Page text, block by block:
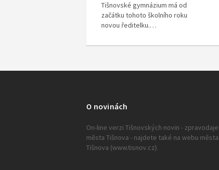
Tišnovské gymnázium má od
začátku tohoto školního roku
novou ředitelku.…
O novinách
On-line verzi Tišnovských novin - zpravodaje
města Tišnova - najdete také na webu města
Tišnova (www.tisnov.cz).